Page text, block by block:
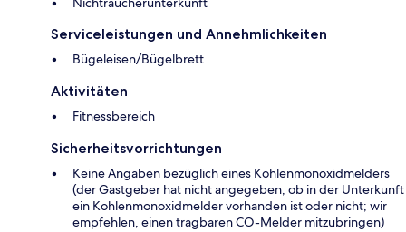
Serviceleistungen und Annehmlichkeiten
Bügeleisen/Bügelbrett
Aktivitäten
Fitnessbereich
Sicherheitsvorrichtungen
Keine Angaben bezüglich eines Kohlenmonoxidmelders
(der Gastgeber hat nicht angegeben, ob in der Unterkunft
ein Kohlenmonoxidmelder vorhanden ist oder nicht; wir
empfehlen, einen tragbaren CO-Melder mitzubringen)